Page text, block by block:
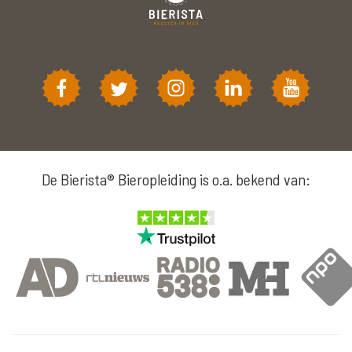
De Bierista® Bieropleiding is o.a. bekend van: